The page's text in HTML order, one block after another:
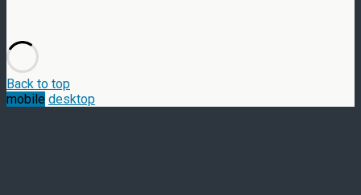
Back to top
mobile desktop